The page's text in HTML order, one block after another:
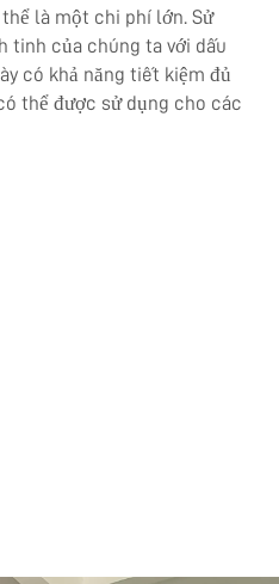
là một chi phí lớn. Sử
tinh của chúng ta với dấu
có khả năng tiết kiệm đủ
thể được sử dụng cho các